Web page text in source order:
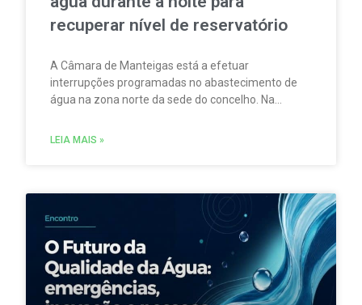
recuperar nível de reservatório
A Câmara de Manteigas está a efetuar
interrupções programadas no abastecimento de
água na zona norte da sede do concelho. Na
que abastecem um dos reservatórios que servem
LEIA MAIS »